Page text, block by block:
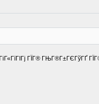
ГЇГ® ГЊГ®Г±ГЄГўГҐ